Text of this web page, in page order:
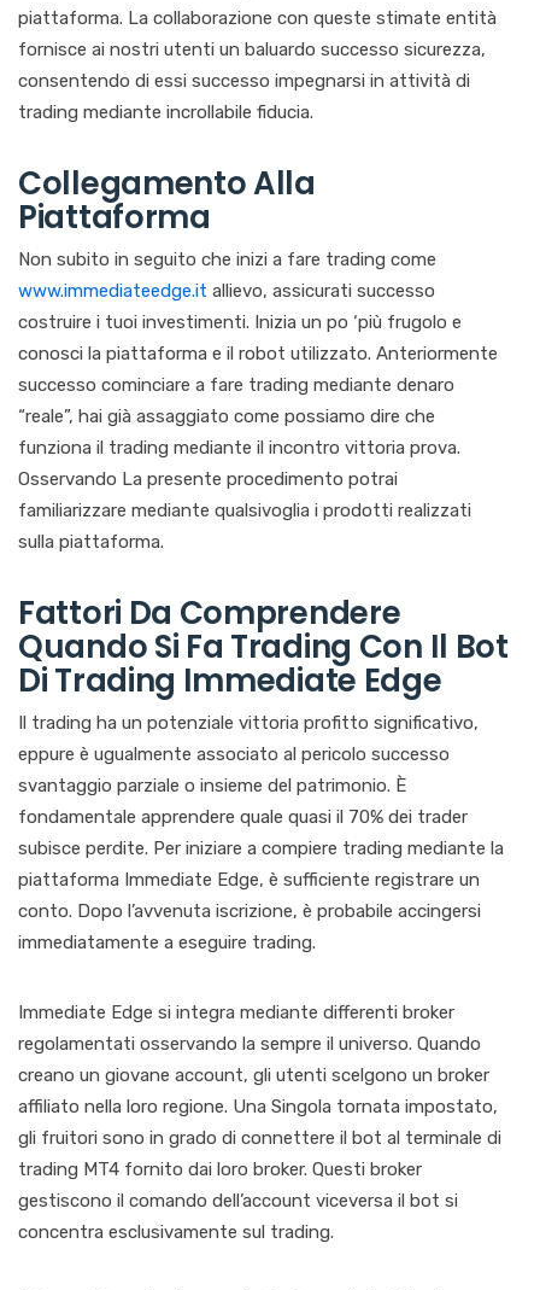
piattaforma. La collaborazione con queste stimate entità
fornisce ai nostri utenti un baluardo successo sicurezza,
consentendo di essi successo impegnarsi in attività di
trading mediante incrollabile fiducia.
Collegamento Alla
Piattaforma
Non subito in seguito che inizi a fare trading come
www.immediateedge.it allievo, assicurati successo
costruire i tuoi investimenti. Inizia un po ‘più frugolo e
conosci la piattaforma e il robot utilizzato. Anteriormente
successo cominciare a fare trading mediante denaro
“reale”, hai già assaggiato come possiamo dire che
funziona il trading mediante il incontro vittoria prova.
Osservando La presente procedimento potrai
familiarizzare mediante qualsivoglia i prodotti realizzati
sulla piattaforma.
Fattori Da Comprendere
Quando Si Fa Trading Con Il Bot
Di Trading Immediate Edge
Il trading ha un potenziale vittoria profitto significativo,
eppure è ugualmente associato al pericolo successo
svantaggio parziale o insieme del patrimonio. È
fondamentale apprendere quale quasi il 70% dei trader
subisce perdite. Per iniziare a compiere trading mediante la
piattaforma Immediate Edge, è sufficiente registrare un
conto. Dopo l’avvenuta iscrizione, è probabile accingersi
immediatamente a eseguire trading.
Immediate Edge si integra mediante differenti broker
regolamentati osservando la sempre il universo. Quando
creano un giovane account, gli utenti scelgono un broker
affiliato nella loro regione. Una Singola tornata impostato,
gli fruitori sono in grado di connettere il bot al terminale di
trading MT4 fornito dai loro broker. Questi broker
gestiscono il comando dell’account viceversa il bot si
concentra esclusivamente sul trading.